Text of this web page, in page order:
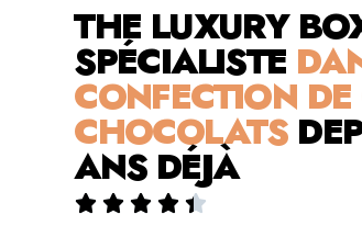
THE LUXURY
SPÉCIALISTE
CONFECTION
CHOCOLATS
ANS DÉJÀ
    